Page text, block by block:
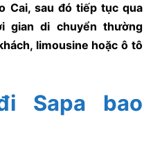
Cai, sau đó tiếp tục qua
gian di chuyển thường
limousine hoặc ô tô
Sapa bao